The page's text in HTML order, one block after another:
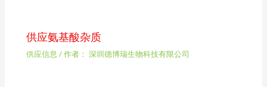
供应氨基酸杂质
供应信息 / 作者： 深圳德博瑞生物科技有限公司